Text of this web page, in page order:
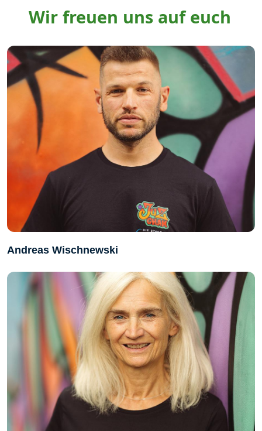
Wir freuen uns auf euch
Andreas Wischnewski